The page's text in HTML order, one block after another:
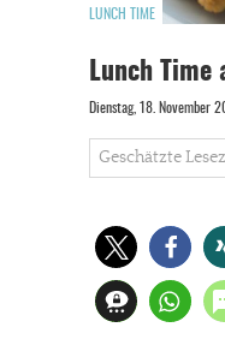
LUNCH TIME
Lunch Time
Dienstag, 18. November
Geschätzte